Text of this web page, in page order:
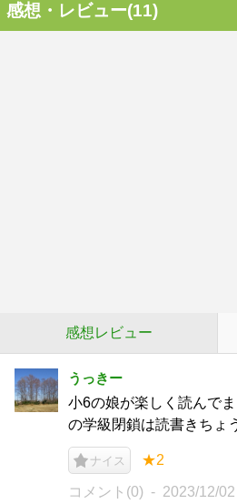
感想・レビュー(11)
感想レビュー
うっきー
小6の娘が楽しく読んで
の学級閉鎖は読書きちょ
ナイス ★2
コメント(0) 2023/12/02